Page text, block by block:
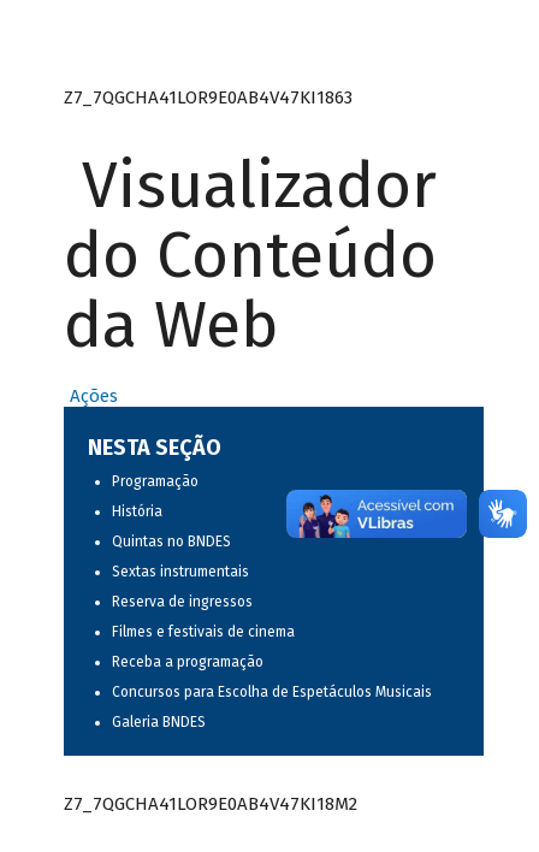
Z7_7QGCHA41LOR9E0AB4V47KI1863
Visualizador
do Conteúdo
da Web
Ações
NESTA SEÇÃO
Programação
História
Quintas no BNDES
Sextas instrumentais
Reserva de ingressos
Filmes e festivais de cinema
Receba a programação
Concursos para Escolha de Espetáculos Musicais
Galeria BNDES
Z7_7QGCHA41LOR9E0AB4V47KI18M2